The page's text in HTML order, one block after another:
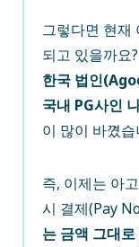
그렇다면 현재
되고 있을까요
한국 법인
국내 PG사인
이 많이 바꼈습
즉, 이제는 아
시 결제(Pay
는 금액 그대